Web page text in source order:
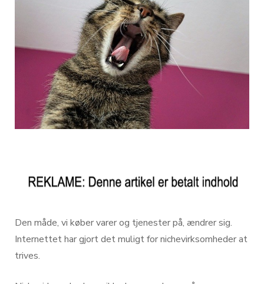
Den måde, vi køber varer og tjenester på, ændrer sig.
Internettet har gjort det muligt for nichevirksomheder at
trives.